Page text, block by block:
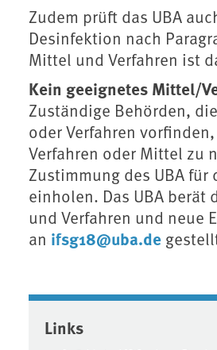
Zudem prüft das UBA
Desinfektion nach
Mittel und Verfahren ist
Kein geeignetes Mittel/
Zuständige Behörden,
oder Verfahren
Verfahren oder Mittel zu
Zustimmung des UBA
einholen. Das UBA
und Verfahren und neue
an ifsg18@uba.de
Associated
Links